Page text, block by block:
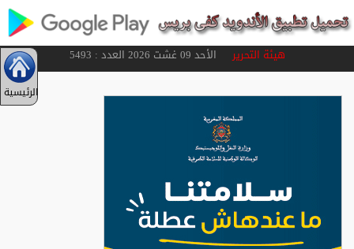
هيئة التحريرالأحد 09 غشت 2026 العدد : 5493
الرئيسية